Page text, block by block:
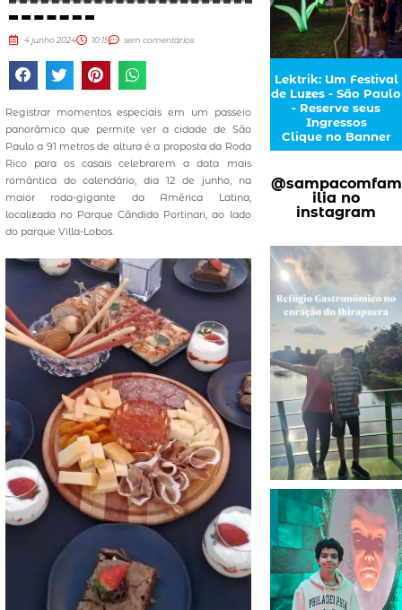
4 junho 2024 10:15 sem comentários
Registrar momentos especiais em um passeio
panorâmico que permite ver a cidade de São
Paulo a 91 metros de altura é a proposta da Roda
Rico para os casais celebrarem a data mais
romântica do calendário, dia 12 de junho, na
maior roda-gigante da América Latina,
localizada no Parque Cândido Portinari, ao lado
do parque Villa-Lobos.
Lektrik: Um Festival
de Luzes - São Paulo
- Reserve seus
Ingressos
Clique no Banner
@sampacomfam
ilia no
instagram